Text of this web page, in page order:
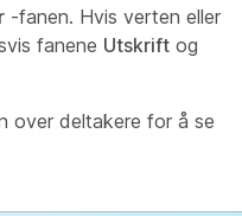
-fanen. Hvis verten eller
fanene Utskrift og
over deltakere for å se